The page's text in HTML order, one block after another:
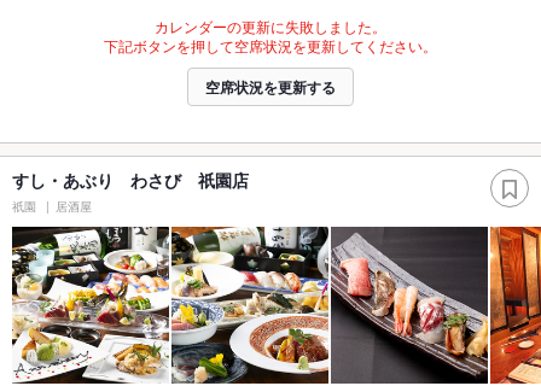
カレンダーの更新に失敗しました。
下記ボタンを押して空席状況を更新してください。
空席状況を更新する
すし・あぶり わさび 祇園店
祇園 居酒屋